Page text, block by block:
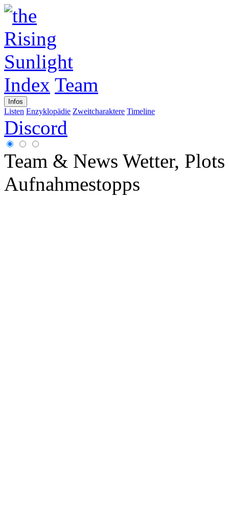
Index Team
Infos
Listen Enzyklopädie Zweitcharaktere Timeline
Discord
Team & News Wetter,
Aufnahmestopps